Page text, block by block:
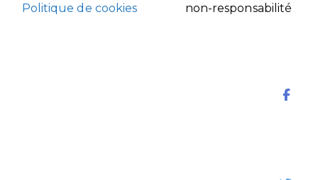
Politique de cookies
non-responsabilité